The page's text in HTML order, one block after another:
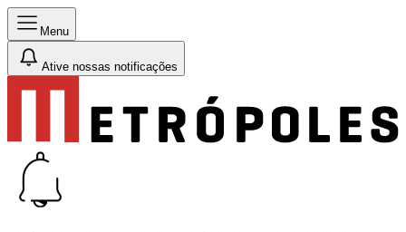
Menu
Ative nossas notificações